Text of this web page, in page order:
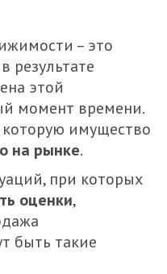
– это
результате
этой
момент времени.
имущество
на рынке.
при которых
оценки,
быть такие